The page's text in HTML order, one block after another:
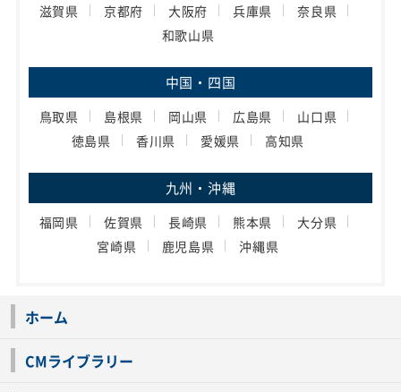
滋賀県 京都府 大阪府 兵庫県
奈良県
和歌山県
中国・四国
鳥取県 島根県 岡山県 広島県
山口県
徳島県
香川県 愛媛県 高知県
九州・沖縄
福岡県 佐賀県 長崎県 熊本県
大分県
宮崎県
鹿児島県 沖縄県
ホーム
CMライブラリー